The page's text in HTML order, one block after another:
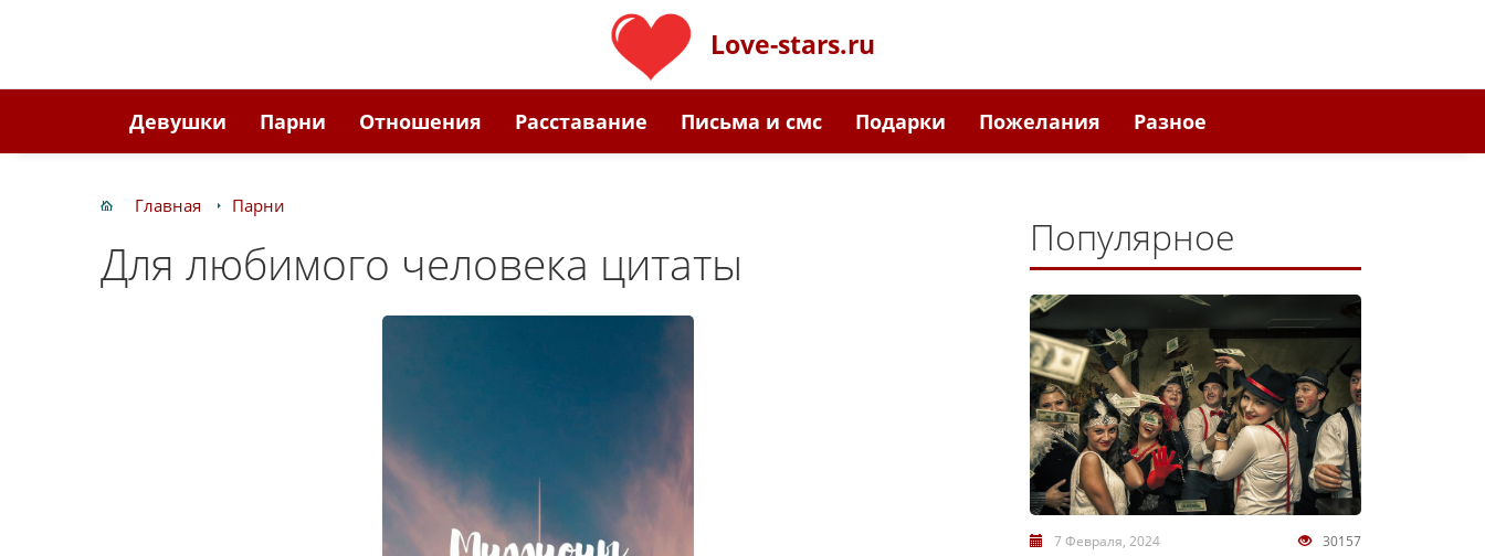
Love-stars.ru
Девушки Парни Отношения Расставание Письма и смс Подарки Пожелания Разное
Главная Парни
Для любимого человека цитаты Популярное
30157
7 Февраля, 2024